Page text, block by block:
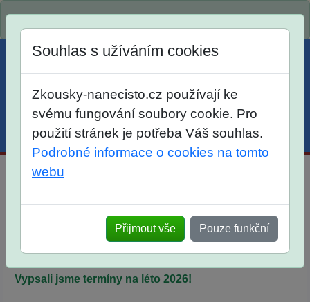
Menu Účet Košík
jazyka
Popis Předplatné Termíny a rezervace
Souhlas s užíváním cookies
Zkousky-nanecisto.cz používají ke
svému fungování soubory cookie. Pro
použití stránek je potřeba Váš souhlas.
Podrobné informace o cookies na tomto
webu
Přijmout vše Pouze funkční
Vypsali jsme termíny na léto 2026!